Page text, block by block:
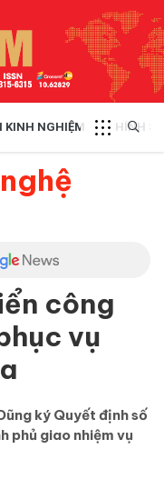
KINH NGHIỆM CHÍNH
công
vụ
ký Quyết định số
phủ giao nhiệm vụ